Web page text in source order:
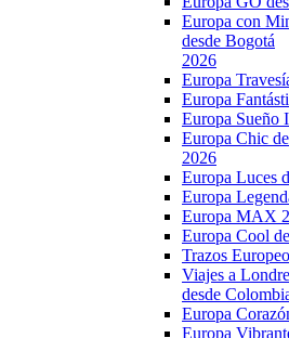
Europa con
desde Bogotá
2026
Europa
Europa
Europa Sueño
Europa Chic
2026
Europa Luces
Europa
Europa MAX
Europa Cool
Trazos
Viajes a
desde
Europa
Europa